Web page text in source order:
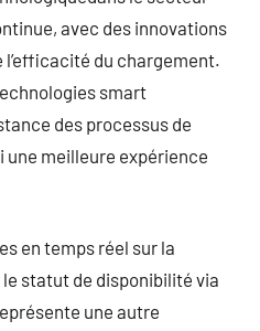
avec des innovations
du chargement.
smart
des processus de
meilleure expérience
en temps réel sur la
statut de disponibilité via
une autre